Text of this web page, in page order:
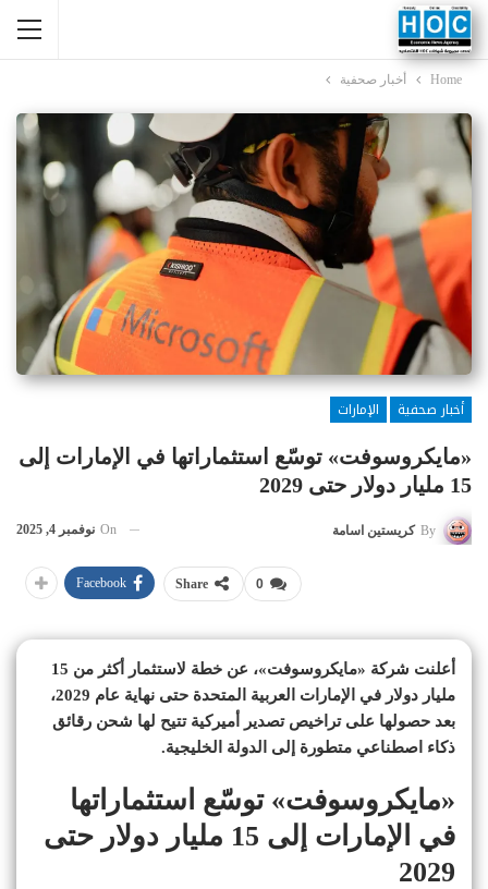
Home أخبار صحفية
أخبار صحفية
الإمارات
«مايكروسوفت» توسّع استثماراتها في الإمارات إلى
15 مليار دولار حتى 2029
By كريستين اسامة On نوفمبر 4, 2025
0
Share
Facebook
أعلنت شركة «مايكروسوفت»، عن خطة لاستثمار أكثر من 15
مليار دولار في الإمارات العربية المتحدة حتى نهاية عام 2029،
بعد حصولها على تراخيص تصدير أميركية تتيح لها شحن رقائق
ذكاء اصطناعي متطورة إلى الدولة الخليجية.
«مايكروسوفت» توسّع استثماراتها
في الإمارات إلى 15 مليار دولار حتى
2029